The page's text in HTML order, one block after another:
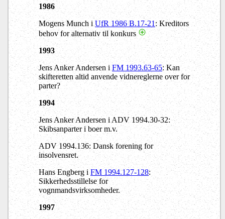
1986
Mogens Munch i UfR 1986 B.17-21: Kreditors
behov for alternativ til konkurs
1993
Jens Anker Andersen iFM 1993.63-65: Kan
skifteretten altid anvende vidnereglerne over for
parter?
1994
Jens Anker Andersen i ADV 1994.30-32:
Skibsanparter i boer m.v.
ADV 1994.136: Dansk forening for
insolvensret.
Hans Engberg i FM 1994.127-128:
Sikkerhedsstillelse for
vognmandsvirksomheder.
1997